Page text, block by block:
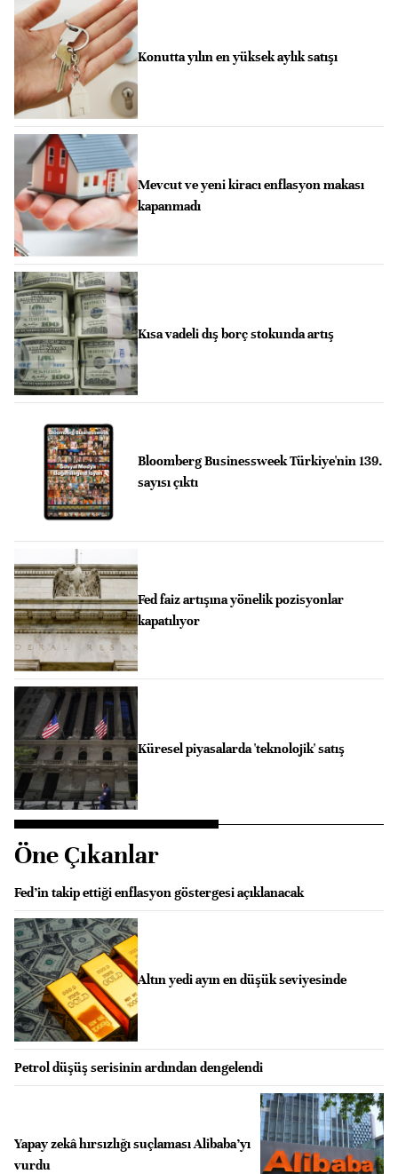
Konutta yılın en yüksek aylık satışı
Mevcut ve yeni kiracı enflasyon makası
kapanmadı
Kısa vadeli dış borç stokunda artış
Bloomberg Businessweek Türkiye'nin 139.
sayısı çıktı
Fed faiz artışına yönelik pozisyonlar
kapatılıyor
Küresel piyasalarda 'teknolojik' satış
Öne Çıkanlar
Fed’in takip ettiği enflasyon göstergesi açıklanacak
Altın yedi ayın en düşük seviyesinde
Petrol düşüş serisinin ardından dengelendi
Yapay zekâ hırsızlığı suçlaması Alibaba’yı
vurdu